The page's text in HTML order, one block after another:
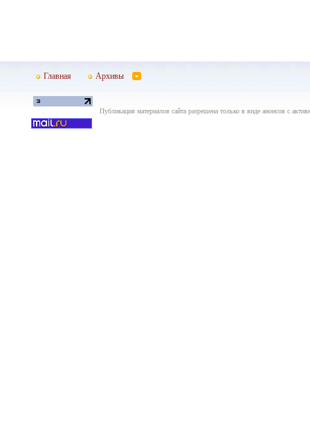
Главная Архивы
Публикация материалов сайта разрешена только в виде анонсов с